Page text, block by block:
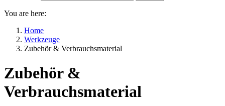
You are here:
Home
Werkzeuge
Zubehör & Verbrauchsmaterial
Zubehör &
Verbrauchsmaterial